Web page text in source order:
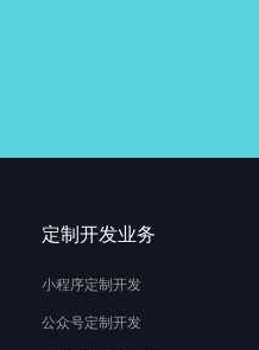
定制开发业务
小程序定制开发
公众号定制开发